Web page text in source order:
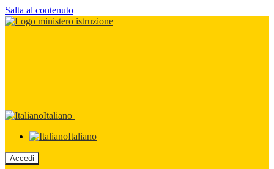
Salta al contenuto
Italiano
Italiano
Accedi